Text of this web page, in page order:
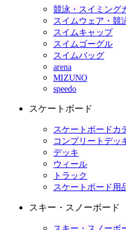
競泳・スイミング
スイムウェア・競
スイムキャップ
スイムゴーグル
スイムバッグ
arena
MIZUNO
speedo
スケートボード
スケートボードカ
コンプリートデッ
デッキ
ウィール
トラック
スケートボード用
スキー・スノーボード